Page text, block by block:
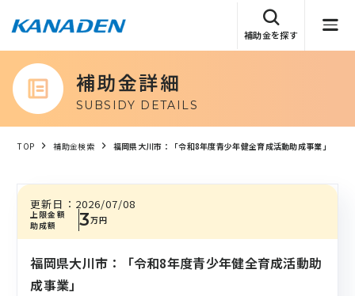
補助金を探す
補助金詳細
SUBSIDY DETAILS
TOP 補助金検索 福岡県大川市：「令和8年度青少年健全育成活動助成事業」
上限金額
助成額
3万円
更新日： 2026/07/08
福岡県大川市：「令和8年度青少年健全育成活動助
成事業」